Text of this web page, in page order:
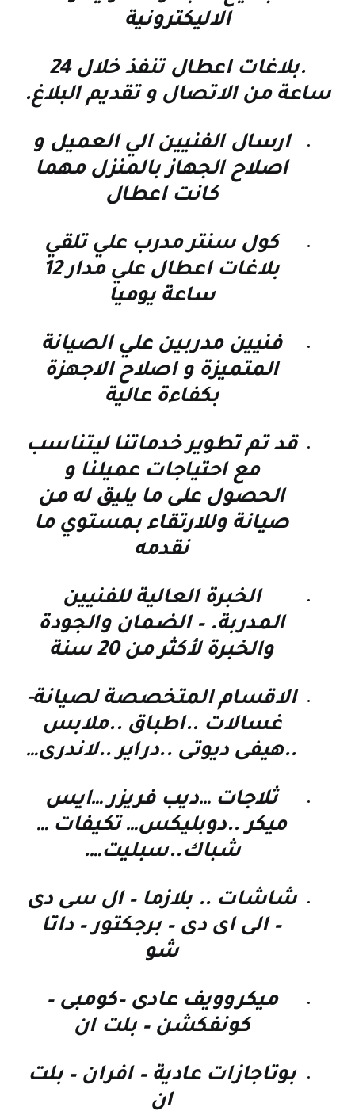
الاليكترونية
.بلاغات اعطال تنفذ خلال 24
ساعة من الاتصال و تقديم البلاغ.
ارسال الفنيين الي العميل و
اصلاح الجهاز بالمنزل مهما
كانت اعطال
كول سنتر مدرب علي تلقي
بلاغات اعطال علي مدار 12
ساعة يوميا
فنيين مدربين علي الصيانة
المتميزة و اصلاح الاجهزة
بكفاءة عالية
قد تم تطوير خدماتنا ليتناسب
مع احتياجات عميلنا و
الحصول على ما يليق له من
صيانة وللارتقاء بمستوي ما
نقدمه
الخبرة العالية للفنيين
المدربة. – الضمان والجودة
والخبرة لأكثر من 20 سنة
الاقسام المتخصصة لصيانة-
غسالات ..اطباق ..ملابس
..هيفى ديوتى ..دراير ..لاندرى…
ثلاجات …ديب فريزر …ايس
ميكر ..دوبليكس… تكيفات …
شباك..سبليت….
شاشات .. بلازما – ال سى دى
– الى اى دى – برجكتور – داتا
شو
ميكروويف عادى –كومبى –
كونفكشن – بلت ان
بوتاجازات عادية – افران – بلت
ان